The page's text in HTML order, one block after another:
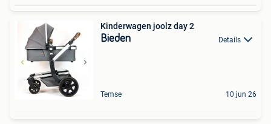
Kinderwagen joolz day 2
Bieden Details
Temse 10 jun 26